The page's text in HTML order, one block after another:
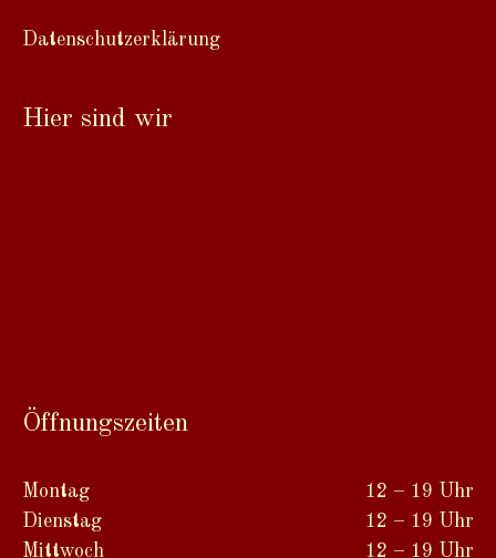
Datenschutzerklärung
Hier sind wir
Öffnungszeiten
Montag
Dienstag
Mittwoch
12 – 19 Uhr
12 – 19 Uhr
12 – 19 Uhr